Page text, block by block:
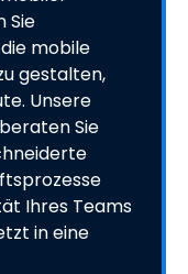
Sie
mobile
gestalten,
Unsere
Sie
Ihres Teams
in eine